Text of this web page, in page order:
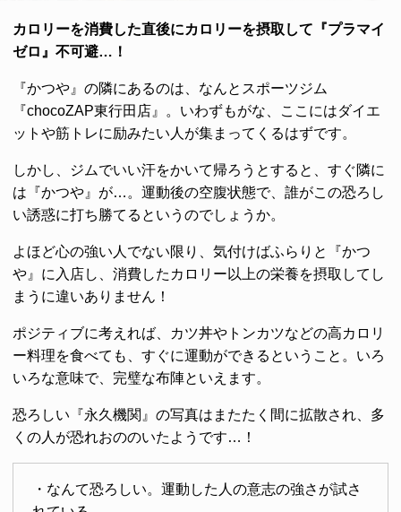
カロリーを消費した直後にカロリーを摂取して『プラマイ
ゼロ』不可避…！
『かつや』の隣にあるのは、なんとスポーツジム
『chocoZAP東行田店』。いわずもがな、ここにはダイエ
ットや筋トレに励みたい人が集まってくるはずです。
しかし、ジムでいい汗をかいて帰ろうとすると、すぐ隣に
は『かつや』が…。運動後の空腹状態で、誰がこの恐ろし
い誘惑に打ち勝てるというのでしょうか。
よほど心の強い人でない限り、気付けばふらりと『かつ
や』に入店し、消費したカロリー以上の栄養を摂取してし
まうに違いありません！
ポジティブに考えれば、カツ丼やトンカツなどの高カロリ
ー料理を食べても、すぐに運動ができるということ。いろ
いろな意味で、完璧な布陣といえます。
恐ろしい『永久機関』の写真はまたたく間に拡散され、多
くの人が恐れおののいたようです…！
・なんて恐ろしい。運動した人の意志の強さが試さ